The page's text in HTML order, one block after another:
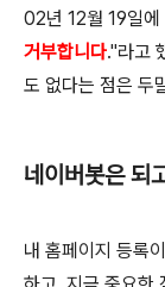
02년 12월 19일에
거부합니다."라고
도 없다는 점은 두
네이버봇은 되
내 홈페이지 등록